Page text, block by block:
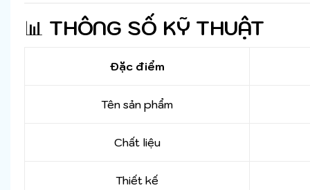
📊 THÔNG SỐ KỸ THUẬT
Đặc điểm
Tên sản phẩm
Chất liệu
Thiết kế